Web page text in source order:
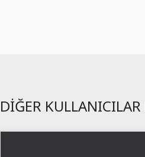
DIĞER